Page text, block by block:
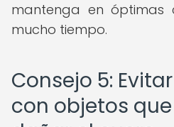
mantenga en óptimas
mucho tiempo.
Consejo 5:
con objetos